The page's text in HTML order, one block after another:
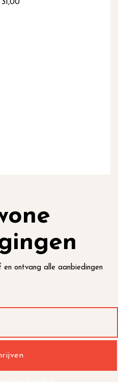
en ontvang alle aanbiedingen